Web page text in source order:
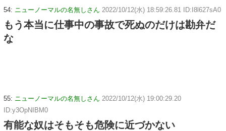
54: ニューノーマルの名無しさん 2022/10/12(水) 18:59:26.81 ID:I8l627sA0
もう本当に仕事中の事故で死ぬのだけは勘弁だ
な
55: ニューノーマルの名無しさん 2022/10/12(水) 19:00:29.20
ID:y3OpNIBM0
有能な奴はそもそも危険に近づかない